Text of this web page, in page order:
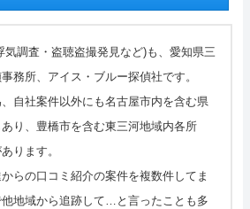
気調査・盗聴盗撮発見など)も、愛知県三
務所、アイス・ブルー探偵社です。
自社案件以外にも名古屋市内を含む県
り、豊橋市を含む東三河地域内各所
ります。
らの口コミ紹介の案件を複数件してま
地域から追跡して…と言ったことも多